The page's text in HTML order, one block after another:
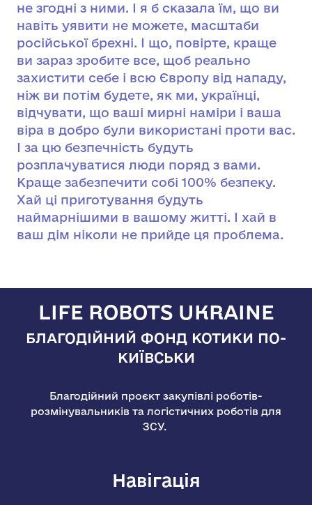
не згодні з ними. І я б сказала їм, що ви
навіть уявити не можете, масштаби
російської брехні. І що, повірте, краще
ви зараз зробите все, щоб реально
захистити себе і всю Європу від нападу,
ніж ви потім будете, як ми, українці,
відчувати, що ваші мирні наміри і ваша
віра в добро були використані проти вас.
І за цю безпечність будуть
розплачуватися люди поряд з вами.
Краще забезпечити собі 100% безпеку.
Хай ці приготування будуть
наймарнішими в вашому житті. І хай в
ваш дім ніколи не прийде ця проблема.
LIFE ROBOTS UKRAINE
БЛАГОДІЙНИЙ ФОНД КОТИКИ ПО-
КИЇВСЬКИ
Благодійний проєкт закупівлі роботів-
розмінувальників та логістичних роботів для
ЗСУ.
Навігація